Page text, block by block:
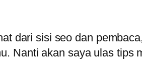
dari sisi seo dan
Nanti akan saya ulas tips